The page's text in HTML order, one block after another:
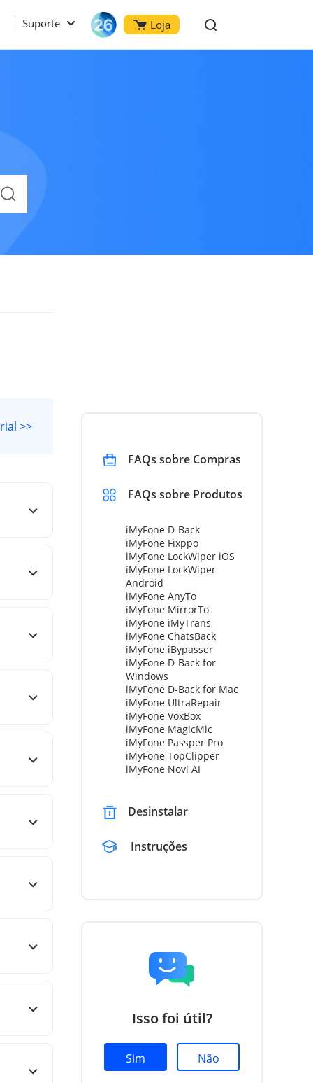
Suporte Loja
>>
FAQs sobre Compras
FAQs sobre Produtos
iMyFone D-Back
iMyFone Fixppo
iMyFone LockWiper iOS
iMyFone LockWiper
Android
iMyFone AnyTo
iMyFone MirrorTo
iMyFone iMyTrans
iMyFone ChatsBack
iMyFone iBypasser
iMyFone D-Back for
Windows
iMyFone D-Back for Mac
iMyFone UltraRepair
iMyFone VoxBox
iMyFone MagicMic
iMyFone Passper Pro
iMyFone TopClipper
iMyFone Novi AI
Desinstalar
Instruções
Isso foi útil?
Sim Não